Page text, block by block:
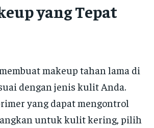
yang Tepat
makeup tahan lama di
dengan jenis kulit Anda.
yang dapat mengontrol
untuk kulit kering, pilih